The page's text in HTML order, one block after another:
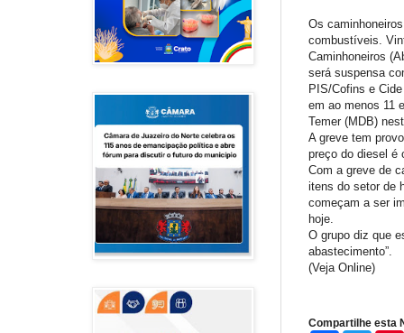
Os
combustíveis.
Caminhoneiros
será suspensa
PIS/Cofins e
em ao menos 11
Temer (MDB)
A greve tem
preço do diesel é
Com a greve de
itens do setor de
começam a ser
hoje.
O grupo diz que
abastecimento”.
(Veja Online)
Compartilhe esta